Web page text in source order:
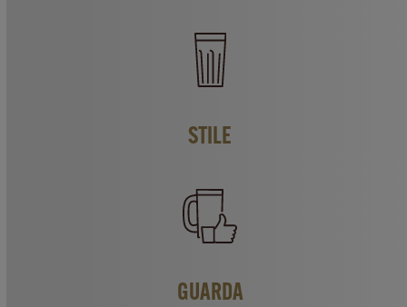
STILE
GUARDA